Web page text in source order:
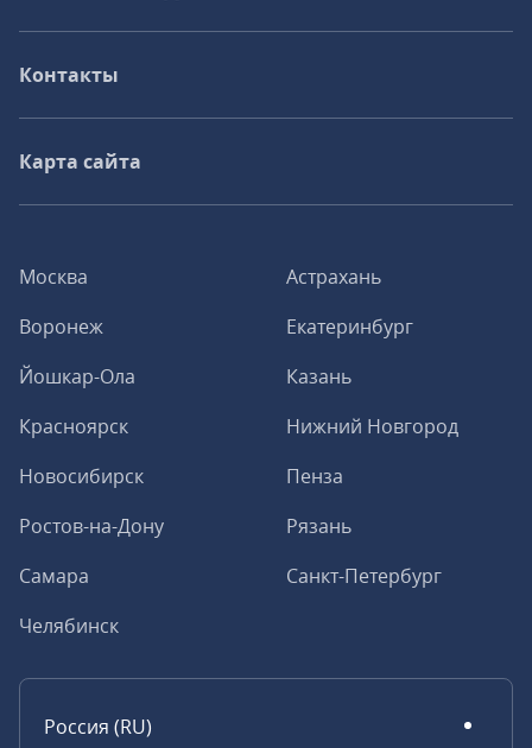
Москва
Астрахань
Воронеж
Екатеринбург
Йошкар-Ола
Казань
Красноярск
Нижний Новгород
Новосибирск
Пенза
Ростов-на-Дону
Рязань
Самара
Санкт-Петербург
Челябинск
Россия (RU)
Контакты
Карта сайта